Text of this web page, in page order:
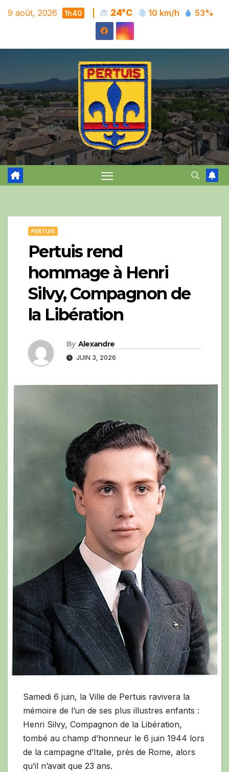
Skip
9 août, 2026 1h40 24°C 10 km/h 53%
PERTUIS
Pertuis rend
hommage à Henri
Silvy, Compagnon de
la Libération
By Alexandre
JUIN 3, 2026
Samedi 6 juin, la Ville de Pertuis ravivera la
mémoire de l’un de ses plus illustres enfants :
Henri Silvy, Compagnon de la Libération,
tombé au champ d’honneur le 6 juin 1944 lors
de la campagne d’Italie, près de Rome, alors
qu’il n’avait que 23 ans.